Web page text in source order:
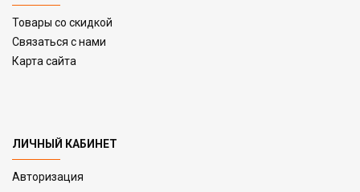
Товары со скидкой
Связаться с нами
Карта сайта
ЛИЧНЫЙ КАБИНЕТ
Авторизация